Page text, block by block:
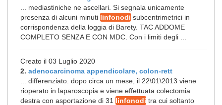
... mediastiniche ne ascellari. Si segnala unicamente
presenza di alcuni minuti linfonodi subcentrimetrici in
corrispondenza della loggia di Barety. TAC ADDOME
COMPLETO SENZA E CON MDC. Con i limiti degli ...
Creato il 03 Luglio 2020
2. adenocarcinoma appendicolare, colon-rett
... differenziato. dopo circa un mese, il 22\01\2013 viene
rioperato in laparoscopia e viene effettuata colectomia
destra con asportazione di 31 linfonodi tra cui soltanto